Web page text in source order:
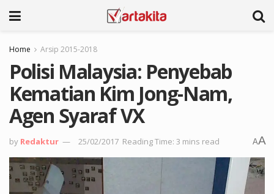
Home Arsip 2015-2018
Polisi Malaysia: Penyebab
Kematian Kim Jong-Nam,
Agen Syaraf VX
by Redaktur 25/02/2017 Reading Time: 3 mins read AA